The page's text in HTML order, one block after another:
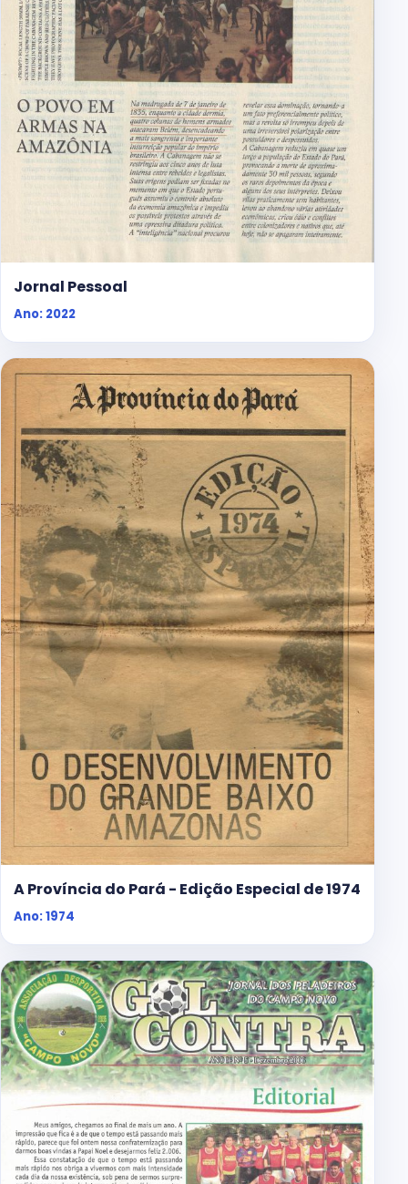
Jornal Pessoal
Ano: 2022
A Província do Pará - Edição Especial de 1974
Ano: 1974